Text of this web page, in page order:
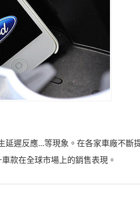
延遲反應...等現象。在各家車廠不斷
款在全球市場上的銷售表現。